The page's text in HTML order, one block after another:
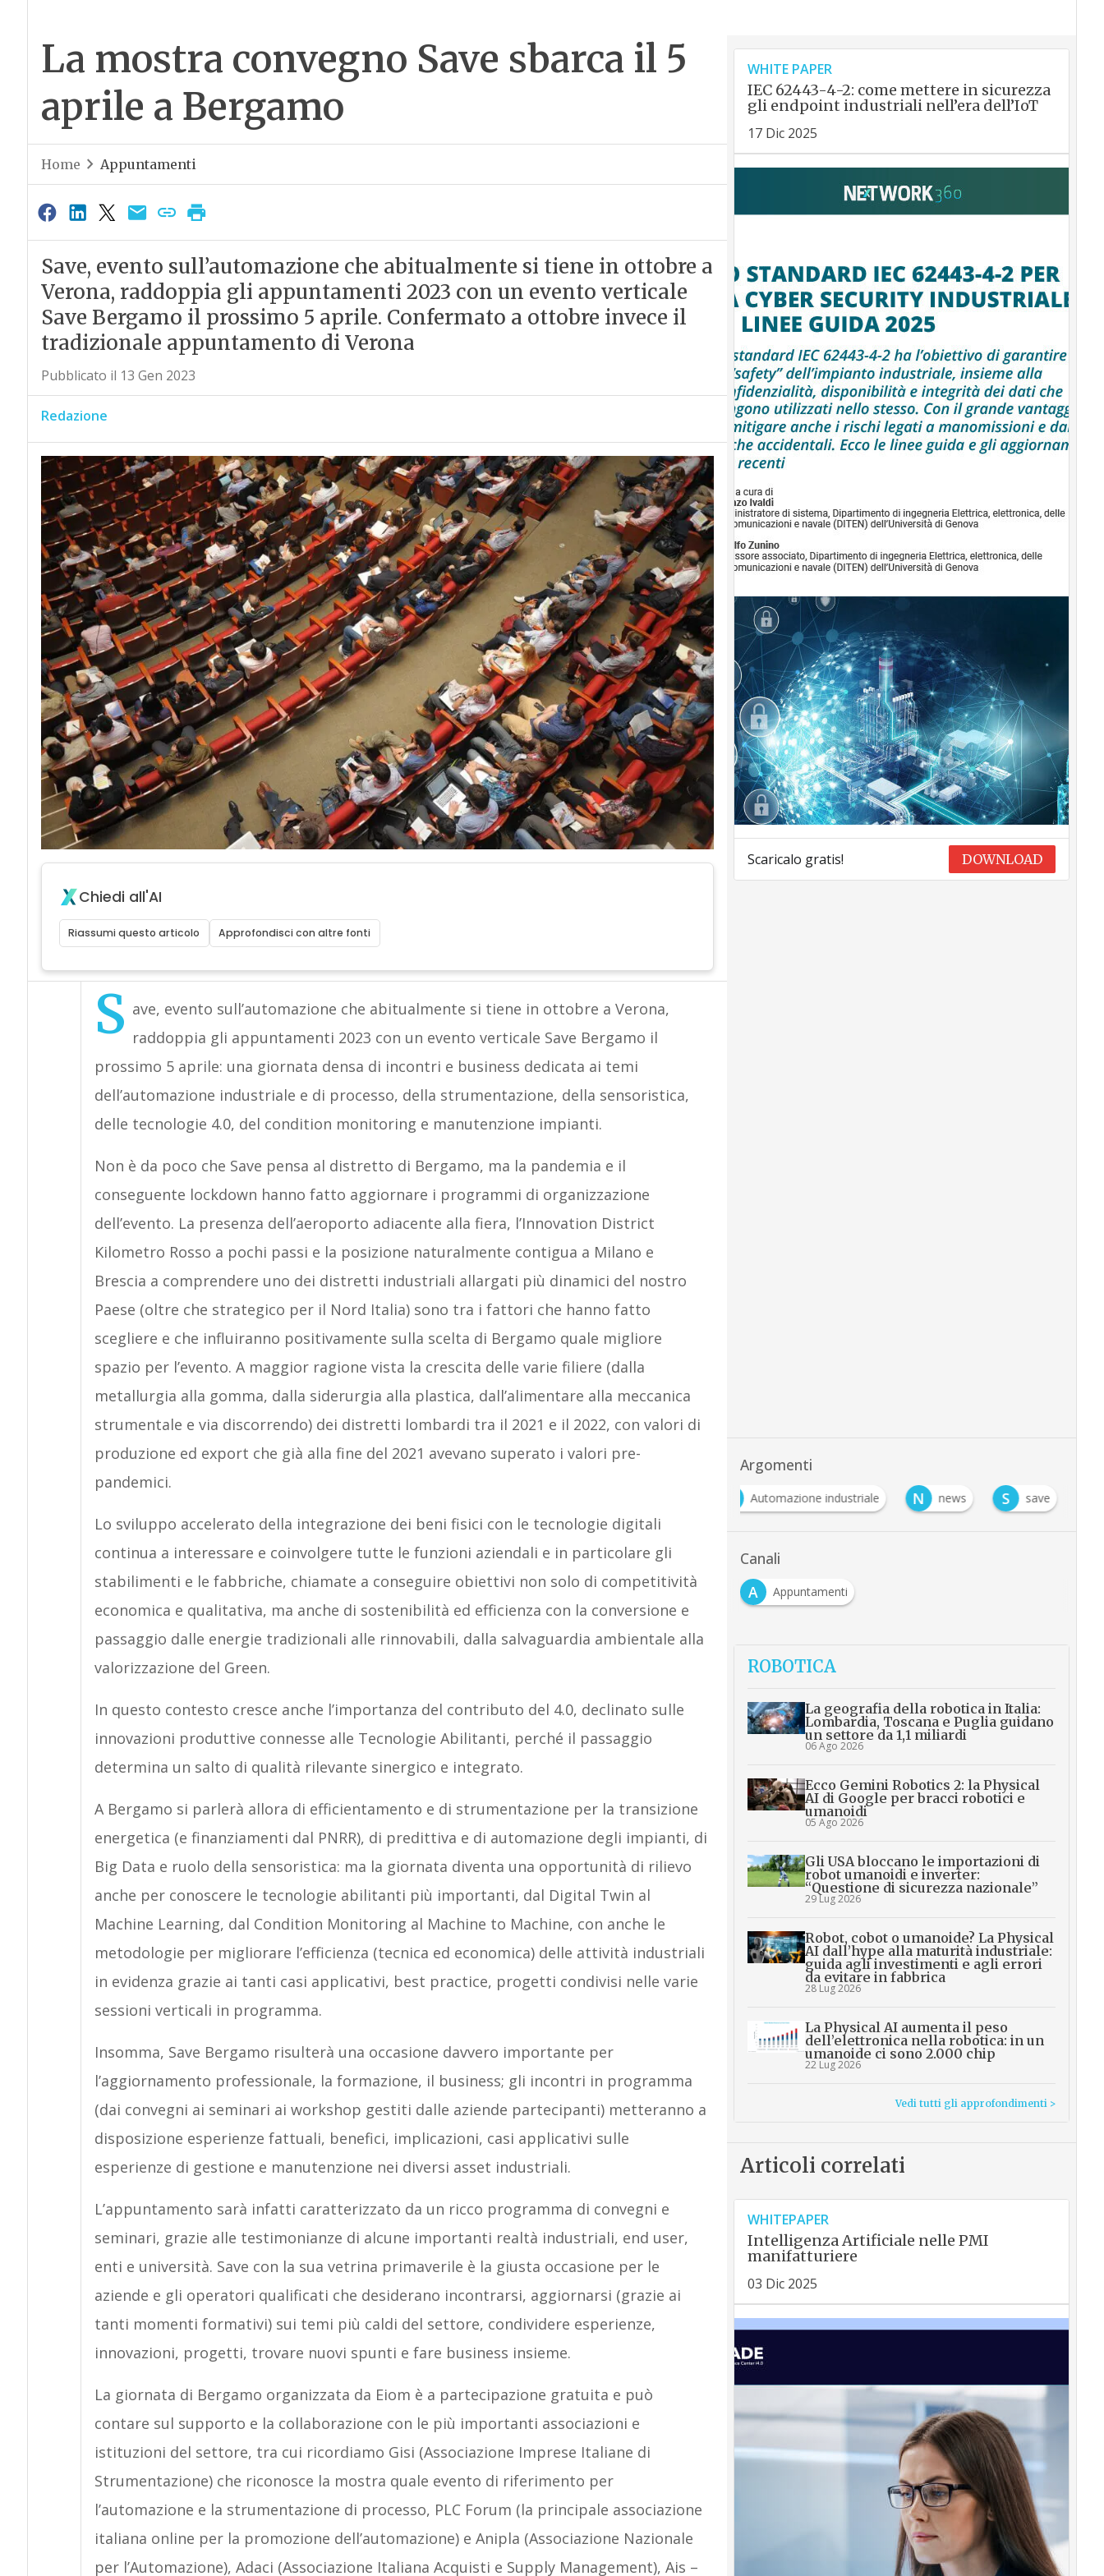
La mostra convegno Save sbarca il 5
aprile a Bergamo
Home Appuntamenti
Save, evento sull’automazione che abitualmente si tiene in ottobre a
Verona, raddoppia gli appuntamenti 2023 con un evento verticale
Save Bergamo il prossimo 5 aprile. Confermato a ottobre invece il
tradizionale appuntamento di Verona
Pubblicato il 13 Gen 2023
Redazione
Chiedi all'AI
Riassumi questo articolo Approfondisci con altre fonti
S ave, evento sull’automazione che abitualmente si tiene in ottobre a Verona,
raddoppia gli appuntamenti 2023 con un evento verticale Save Bergamo il
prossimo 5 aprile: una giornata densa di incontri e business dedicata ai temi
dell’automazione industriale e di processo, della strumentazione, della sensoristica,
delle tecnologie 4.0, del condition monitoring e manutenzione impianti.
Non è da poco che Save pensa al distretto di Bergamo, ma la pandemia e il
conseguente lockdown hanno fatto aggiornare i programmi di organizzazione
dell’evento. La presenza dell’aeroporto adiacente alla fiera, l’Innovation District
Kilometro Rosso a pochi passi e la posizione naturalmente contigua a Milano e
Brescia a comprendere uno dei distretti industriali allargati più dinamici del nostro
Paese (oltre che strategico per il Nord Italia) sono tra i fattori che hanno fatto
scegliere e che influiranno positivamente sulla scelta di Bergamo quale migliore
spazio per l’evento. A maggior ragione vista la crescita delle varie filiere (dalla
metallurgia alla gomma, dalla siderurgia alla plastica, dall’alimentare alla meccanica
strumentale e via discorrendo) dei distretti lombardi tra il 2021 e il 2022, con valori di
produzione ed export che già alla fine del 2021 avevano superato i valori pre-
pandemici.
Lo sviluppo accelerato della integrazione dei beni fisici con le tecnologie digitali
continua a interessare e coinvolgere tutte le funzioni aziendali e in particolare gli
stabilimenti e le fabbriche, chiamate a conseguire obiettivi non solo di competitività
economica e qualitativa, ma anche di sostenibilità ed efficienza con la conversione e
passaggio dalle energie tradizionali alle rinnovabili, dalla salvaguardia ambientale alla
valorizzazione del Green.
In questo contesto cresce anche l’importanza del contributo del 4.0, declinato sulle
innovazioni produttive connesse alle Tecnologie Abilitanti, perché il passaggio
determina un salto di qualità rilevante sinergico e integrato.
A Bergamo si parlerà allora di efficientamento e di strumentazione per la transizione
energetica (e finanziamenti dal PNRR), di predittiva e di automazione degli impianti, di
Big Data e ruolo della sensoristica: ma la giornata diventa una opportunità di rilievo
anche per conoscere le tecnologie abilitanti più importanti, dal Digital Twin al
Machine Learning, dal Condition Monitoring al Machine to Machine, con anche le
metodologie per migliorare l’efficienza (tecnica ed economica) delle attività industriali
in evidenza grazie ai tanti casi applicativi, best practice, progetti condivisi nelle varie
sessioni verticali in programma.
Insomma, Save Bergamo risulterà una occasione davvero importante per
l’aggiornamento professionale, la formazione, il business; gli incontri in programma
(dai convegni ai seminari ai workshop gestiti dalle aziende partecipanti) metteranno a
disposizione esperienze fattuali, benefici, implicazioni, casi applicativi sulle
esperienze di gestione e manutenzione nei diversi asset industriali.
L’appuntamento sarà infatti caratterizzato da un ricco programma di convegni e
seminari, grazie alle testimonianze di alcune importanti realtà industriali, end user,
enti e università. Save con la sua vetrina primaverile è la giusta occasione per le
aziende e gli operatori qualificati che desiderano incontrarsi, aggiornarsi (grazie ai
tanti momenti formativi) sui temi più caldi del settore, condividere esperienze,
innovazioni, progetti, trovare nuovi spunti e fare business insieme.
La giornata di Bergamo organizzata da Eiom è a partecipazione gratuita e può
contare sul supporto e la collaborazione con le più importanti associazioni e
istituzioni del settore, tra cui ricordiamo Gisi (Associazione Imprese Italiane di
Strumentazione) che riconosce la mostra quale evento di riferimento per
l’automazione e la strumentazione di processo, PLC Forum (la principale associazione
italiana online per la promozione dell’automazione) e Anipla (Associazione Nazionale
per l’Automazione), Adaci (Associazione Italiana Acquisti e Supply Management), Ais –
WHITE PAPER
IEC 62443-4-2: come mettere in sicurezza
gli endpoint industriali nell’era dell’IoT
17 Dic 2025
Scaricalo gratis! DOWNLOAD
Argomenti
Automazione industriale N news S save
Canali
A
Appuntamenti
ROBOTICA
La geografia della robotica in Italia:
Lombardia, Toscana e Puglia guidano
un settore da 1,1 miliardi
06 Ago 2026
Ecco Gemini Robotics 2: la Physical
AI di Google per bracci robotici e
umanoidi
05 Ago 2026
Gli USA bloccano le importazioni di
robot umanoidi e inverter:
“Questione di sicurezza nazionale”
29 Lug 2026
Robot, cobot o umanoide? La Physical
AI dall’hype alla maturità industriale:
guida agli investimenti e agli errori
da evitare in fabbrica
28 Lug 2026
La Physical AI aumenta il peso
dell’elettronica nella robotica: in un
umanoide ci sono 2.000 chip
22 Lug 2026
Vedi tutti gli approfondimenti >
Articoli correlati
WHITEPAPER
Intelligenza Artificiale nelle PMI
manifatturiere
03 Dic 2025